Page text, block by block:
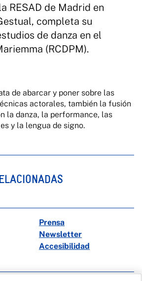
RESAD de Madrid en
completa su
de danza en el
(RCDPM).
de abarcar y poner sobre las
actorales, también la fusión
la danza, la performance, las
y la lengua de signo.
Prensa
Newsletter
Accesibilidad